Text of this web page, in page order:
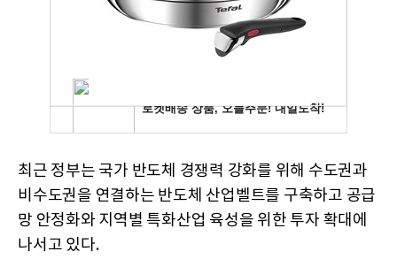
최근 정부는 국가 반도체 경쟁력 강화를 위해 수도권과
비수도권을 연결하는 반도체 산업벨트를 구축하고 공급
망 안정화와 지역별 특화산업 육성을 위한 투자 확대에
나서고 있다.